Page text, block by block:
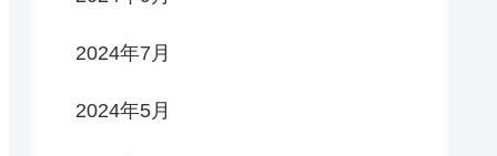
2024年7月
2024年5月